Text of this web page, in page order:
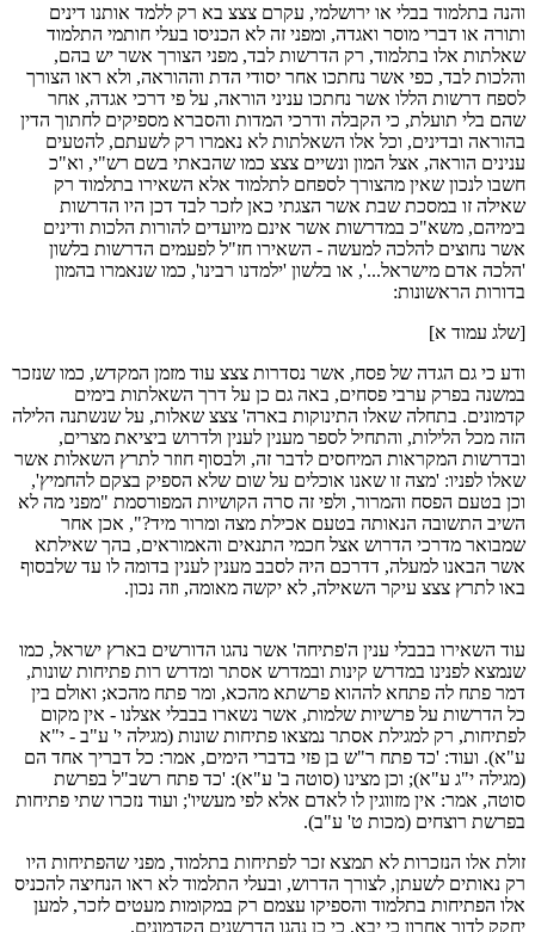
והנה בתלמוד בבלי או ירושלמי, עקרם צצצ בא רק ללמד אותנו דינים
ותורה או דברי מוסר ואגדה, ומפני זה לא הכניסו בעלי חותמי התלמוד
שאלתות אלו בתלמוד, רק הדרשות לבד, מפני הצורך אשר יש בהם,
והלכות לבד, כפי אשר נחתכו אחר יסודי הדת וההוראה, ולא ראו הצורך
לספח דרשות הללו אשר נחתכו עניני הוראה, על פי דרכי אגדה, אחר
שהם בלי תועלת, כי הקבלה ודרכי המדות והסברא מספיקים לחתוך הדין
בהוראה ובדינים, וכל אלו השאלתות לא נאמרו רק לשעתם, להטעים
ענינים הוראה, אצל המון ונשיים צצצ כמו שהבאתי בשם רש"י, וא"כ
חשבו לנכון שאין מהצורך לספחם לתלמוד אלא השאירו בתלמוד רק
שאילה זו במסכת שבת אשר הצגתי כאן לזכר לבד דכן היו הדרשות
בימיהם, משא"כ במדרשות אשר אינם מיועדים להורות הלכות ודינים
אשר נחוצים להלכה למעשה - השאירו חז"ל לפעמים הדרשות בלשון
'הלכה אדם מישראל...', או בלשון 'ילמדנו רבינו', כמו שנאמרו בהמון
בדורות הראשונות:
[שלג עמוד א]
ודע כי גם הגדה של פסח, אשר נסדרות צצצ עוד מזמן המקדש, כמו שנזכר
במשנה בפרק ערבי פסחים, באה גם כן על דרך השאלתות בימים
קדמונים. בתחלה שאלו התינוקות בארה' צצצ שאלות, על שנשתנה הלילה
הזה מכל הלילות, והתחיל לספר מענין לענין ולדרוש ביציאת מצרים,
ובדרשות המקראות המיחסים לדבר זה, ולבסוף חוזר לתרץ השאלות אשר
שאלו לפניו: 'מצה זו שאנו אוכלים על שום שלא הספיק בצקם להחמיץ',
וכן בטעם הפסח והמרור, ולפי זה סרה הקושיות המפורסמת "מפני מה לא
השיב התשובה הנאותה בטעם אכילת מצה ומרור מיד?", אכן אחר
שמבואר מדרכי הדרוש אצל חכמי התנאים והאמוראים, בהך שאילתא
אשר הבאנו למעלה, דדרכם היה לסבב מענין לענין בדומה לו עד שלבסוף
באו לתרץ צצצ עיקר השאילה, לא יקשה מאומה, וזה נכון.
עוד השאירו בבבלי ענין ה'פתיחה' אשר נהגו הדורשים בארץ ישראל, כמו
שנמצא לפנינו במדרש קינות ובמדרש אסתר ומדרש רות פתיחות שונות,
דמר פתח לה פתחא לההוא פרשתא מהכא, ומר פתח מהכא; ואולם בין
כל הדרשות על פרשיות שלמות, אשר נשארו בבבלי אצלנו - אין מקום
לפתיחות, רק למגילת אסתר נמצאו פתיחות שונות (מגילה י' ע"ב - י"א
ע"א). ועוד: 'כד פתח ר"ש בן פזי בדברי הימים, אמר: כל דבריך אחד הם
(מגילה י"ג ע"א); וכן מצינו (סוטה ב' ע"א): 'כד פתח רשב"ל בפרשת
סוטה, אמר: אין מזווגין לו לאדם אלא לפי מעשיו'; ועוד נזכרו שתי פתיחות
בפרשת רוצחים (מכות ט' ע"ב).
זולת אלו הנזכרות לא תמצא זכר לפתיחות בתלמוד, מפני שהפתיחות היו
רק נאותים לשעתן, לצורך הדרוש, ובעלי התלמוד לא ראו הנחיצה להכניס
אלו הפתיחות בתלמוד והספיקו עצמם רק במקומות מעטים לזכר, למען
יחקק לדור אחרון כי יבא, כי כן נהגו הדרשנים הקדמונים.